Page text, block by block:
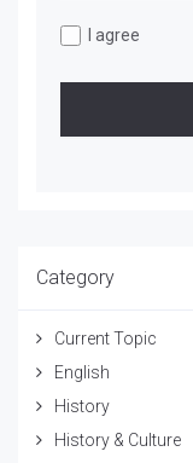
I agree
Category
Current Topic
English
History
History & Culture